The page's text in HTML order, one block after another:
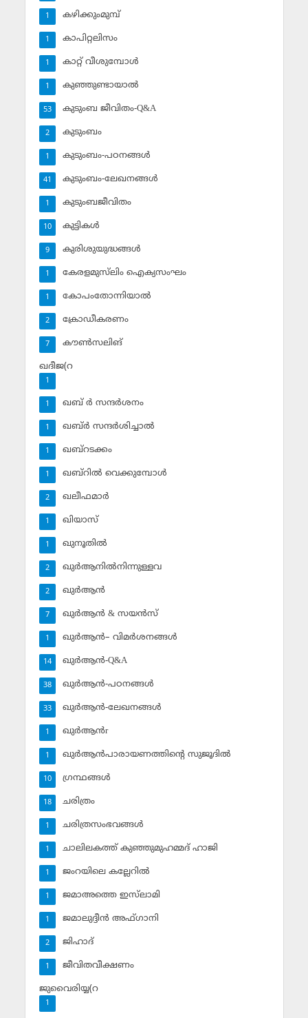
കഴിക്കുംമുമ്പ്
1
കാപിറ്റലിസം
1
കാറ്റ് വീശുമ്പോള്‍
1
കുഞ്ഞുണ്ടായാല്‍
1
കുടുംബ ജീവിതം-Q&A
53
കുടുംബം
2
കുടുംബം-പഠനങ്ങള്‍
1
കുടുംബം-ലേഖനങ്ങള്‍
41
കുടുംബജീവിതം
1
കുട്ടികള്‍
10
കുരിശുയുദ്ധങ്ങള്‍
9
കേരളമുസ്‌ലിം ഐക്യസംഘം
1
കോപംതോന്നിയാല്‍
1
ക്രോഡീകരണം
2
കൗണ്‍സലിങ്‌
7
ഖദീജ(റ
1
ഖബ് ര്‍ സന്ദര്‍ശനം
1
ഖബ്ര്‍ സന്ദര്‍ശിച്ചാല്‍
1
ഖബ്‌റടക്കം
1
ഖബ്‌റില്‍ വെക്കുമ്പോള്‍
1
ഖലീഫമാര്‍
2
ഖിയാസ്
1
ഖുനൂതില്‍
1
ഖുര്‍ആനില്‍നിന്നുള്ളവ
2
ഖുര്‍ആന്‍
2
ഖുര്‍ആന്‍ & സയന്‍സ്‌
7
ഖുര്‍ആന്‍– വിമര്‍ശനങ്ങള്‍
1
ഖുര്‍ആന്‍-Q&A
14
ഖുര്‍ആന്‍-പഠനങ്ങള്‍
38
ഖുര്‍ആന്‍-ലേഖനങ്ങള്‍
33
ഖുര്‍ആന്‍r
1
ഖുര്‍ആന്‍പാരായണത്തിന്റെ സുജൂദില്‍
1
ഗ്രന്ഥങ്ങള്‍
10
ചരിത്രം
18
ചരിത്രസംഭവങ്ങള്‍
1
ചാലിലകത്ത് കുഞ്ഞുമുഹമ്മദ് ഹാജി
1
ജംറയിലെ കല്ലേറില്‍
1
ജമാഅത്തെ ഇസ്‌ലാമി
1
ജമാലുദ്ദീന്‍ അഫ്ഗാനി
1
ജിഹാദ്‌
2
ജീവിതവീക്ഷണം
1
ജുവൈരിയ്യ(റ
1